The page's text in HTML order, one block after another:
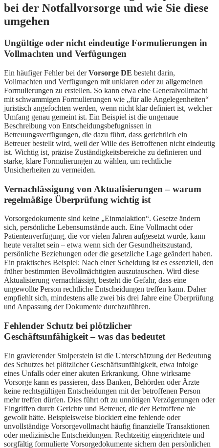
bei der Notfallvorsorge und wie Sie diese
umgehen
Ungültige oder nicht eindeutige Formulierungen in
Vollmachten und Verfügungen
Ein häufiger Fehler bei derVorsorge DE besteht darin,
Vollmachten und Verfügungen mit unklaren oder zu allgemeinen
Formulierungen zu erstellen. So kann etwa eine Generalvollmacht
mit schwammigen Formulierungen wie „für alle Angelegenheiten“
juristisch angefochten werden, wenn nicht klar definiert ist, welcher
Umfang genau gemeint ist. Ein Beispiel ist die ungenaue
Beschreibung von Entscheidungsbefugnissen in
Betreuungsverfügungen, die dazu führt, dass gerichtlich ein
Betreuer bestellt wird, weil der Wille des Betroffenen nicht eindeutig
ist. Wichtig ist, präzise Zuständigkeitsbereiche zu definieren und
starke, klare Formulierungen zu wählen, um rechtliche
Unsicherheiten zu vermeiden.
Vernachlässigung von Aktualisierungen – warum
regelmäßige Überprüfung wichtig ist
Vorsorgedokumente sind keine „Einmalaktion“. Gesetze ändern
sich, persönliche Lebensumstände auch. Eine Vollmacht oder
Patientenverfügung, die vor vielen Jahren aufgesetzt wurde, kann
heute veraltet sein – etwa wenn sich der Gesundheitszustand,
persönliche Beziehungen oder die gesetzliche Lage geändert haben.
Ein praktisches Beispiel: Nach einer Scheidung ist es essenziell, den
früher bestimmten Bevollmächtigten auszutauschen. Wird diese
Aktualisierung vernachlässigt, besteht die Gefahr, dass eine
ungewollte Person rechtliche Entscheidungen treffen kann. Daher
empfiehlt sich, mindestens alle zwei bis drei Jahre eine Überprüfung
und Anpassung der Dokumente durchzuführen.
Fehlender Schutz bei plötzlicher
Geschäftsunfähigkeit – was das bedeutet
Ein gravierender Stolperstein ist die Unterschätzung der Bedeutung
des Schutzes bei plötzlicher Geschäftsunfähigkeit, etwa infolge
eines Unfalls oder einer akuten Erkrankung. Ohne wirksame
Vorsorge kann es passieren, dass Banken, Behörden oder Ärzte
keine rechtsgültigen Entscheidungen mit der betroffenen Person
mehr treffen dürfen. Dies führt oft zu unnötigen Verzögerungen oder
Eingriffen durch Gerichte und Betreuer, die der Betroffene nie
gewollt hätte. Beispielsweise blockiert eine fehlende oder
unvollständige Vorsorgevollmacht häufig finanzielle Transaktionen
oder medizinische Entscheidungen. Rechtzeitig eingerichtete und
sorgfältig formulierte Vorsorgedokumente sichern den persönlichen